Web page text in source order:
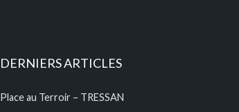
DERNIERS ARTICLES
Place au Terroir – TRESSAN